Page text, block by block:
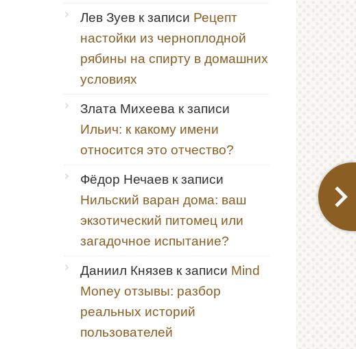
Лев Зуев к записи Рецепт
настойки из черноплодной
рябины на спирту в домашних
условиях
Злата Михеева к записи
Ильич: к какому имени
относится это отчество?
Фёдор Нечаев к записи
Нильский варан дома: ваш
экзотический питомец или
загадочное испытание?
Даниил Князев к записи Mind
Money отзывы: разбор
реальных историй
пользователей